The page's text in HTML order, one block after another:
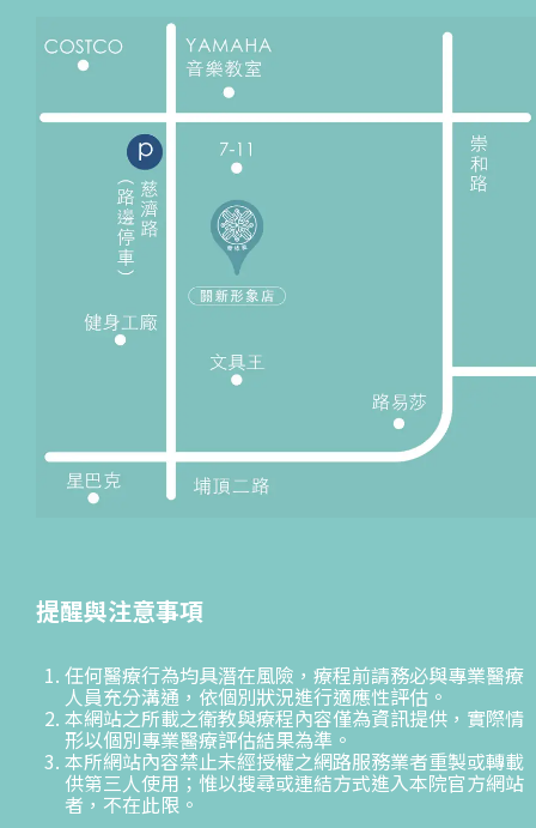
提醒與注意事項
任何醫療行為均具潛在風險，療程前請務必與專業醫療
人員充分溝通，依個別狀況進行適應性評估。
本網站之所載之衛教與療程內容僅為資訊提供，實際情
形以個別專業醫療評估結果為準。
本所網站內容禁止未經授權之網路服務業者重製或轉載
供第三人使用；惟以搜尋或連結方式進入本院官方網站
者，不在此限。